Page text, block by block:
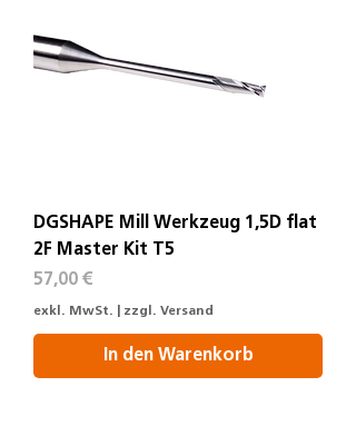
DGSHAPE Mill Werkzeug 1,5D flat
2F Master Kit T5
Preis
57,00 €
exkl. MwSt. zzgl. Versand
In den Warenkorb